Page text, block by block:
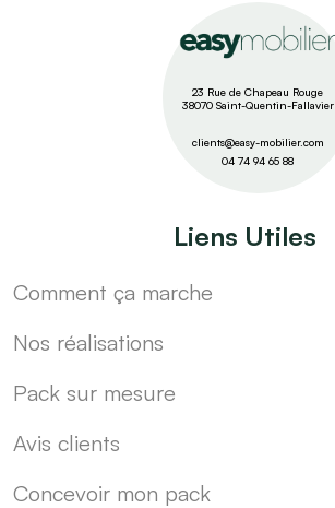
23 Rue de Chapeau Rouge
38070 Saint-Quentin-Fallavier
clients@easy-mobilier.com
04 74 94 65 88
Liens Utiles
Comment ça marche
Nos réalisations
Pack sur mesure
Avis clients
Concevoir mon pack